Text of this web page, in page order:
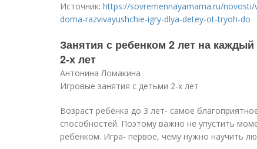
Источник: https://sovremennayamama.ru/
doma-razvivayushchie-igry-dlya-detey-ot-tryoh-do
Занятия с ребенком 2 лет на
2-х лет
Антонина Ломакина
Игровые занятия с детьми 2-х лет
Возраст ребёнка до 3 лет- самое
способностей. Поэтому важно не упустить
ребёнком. Игра- первое, чему нужно научить